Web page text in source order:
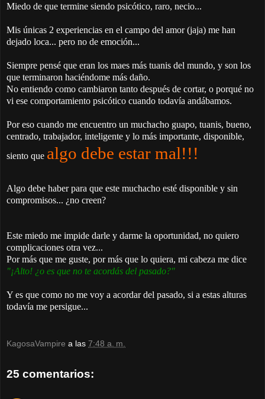
Miedo de que termine siendo psicótico, raro, necio...
Mis únicas 2 experiencias en el campo del amor (jaja) me han
dejado loca... pero no de emoción...
Siempre pensé que eran los maes más tuanis del mundo, y son los
que terminaron haciéndome más daño.
No entiendo como cambiaron tanto después de cortar, o porqué no
vi ese comportamiento psicótico cuando todavía andábamos.
Por eso cuando me encuentro un muchacho guapo, tuanis, bueno,
centrado, trabajador, inteligente y lo más importante, disponible,
siento que algo debe estar mal!!!
Algo debe haber para que este muchacho esté disponible y sin
compromisos... ¿no creen?
Este miedo me impide darle y darme la oportunidad, no quiero
complicaciones otra vez...
Por más que me guste, por más que lo quiera, mi cabeza me dice
"¡Alto! ¿o es que no te acordás del pasado?"
Y es que como no me voy a acordar del pasado, si a estas alturas
todavía me persigue...
KagosaVampire a las 7:48 a. m.
25 comentarios: